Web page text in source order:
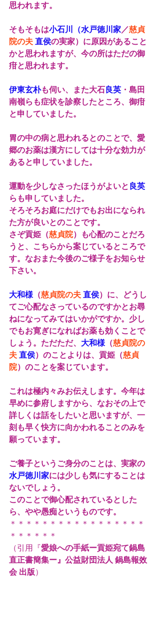
思われます。
そもそもは小石川（水戸徳川家／慈貞
院の夫 直侯の実家）に原因があること
かと思われますが、今の所はただの御
疳と思われます。
伊東玄朴も伺い、また大石 良英 ・島田
南嶺らも症状を診察したところ、御疳
と申していました。
胃の中の病と思われるとのことで、愛
郷のお薬は漢方にしては十分な効力が
あると申していました。
運動を少しなさったほうがよいと 良英
らも申していました。
そろそろお庭にだけでもお出になられ
た方が良いとのことです。
さぞ貢姫（慈貞院）も心配のことだろ
うと、こちらから案じているところで
す。なおまた今後のご様子をお知らせ
下さい。
大和様 （慈貞院の夫 直侯）に、どうし
てご心配なさっているのですかとお尋
ねになってみてはいかがですか。少し
でもお寛ぎになればお薬も効くことで
しょう。ただただ、 大和様 （慈貞院の
夫 直侯）のことよりは、貢姫（慈貞
院）のことを案じています。
これは極内々みお伝えします。今年は
早めに参府しますから、なおその上で
詳しくは話をしたいと思いますが、一
刻も早く快方に向かわれることのみを
願っています。
ご養子というご身分のことは、実家の
水戸徳川家には少しも気にすることは
ないでしょう。
このことで御心配されているとした
ら、やや愚痴というものです。
＊＊＊＊＊＊＊＊＊＊＊＊＊＊＊＊＊
＊＊＊＊＊＊
（引用『愛娘への手紙ー貢姫宛て鍋島
直正書簡集ー』公益財団法人 鍋島報效
会 出版）